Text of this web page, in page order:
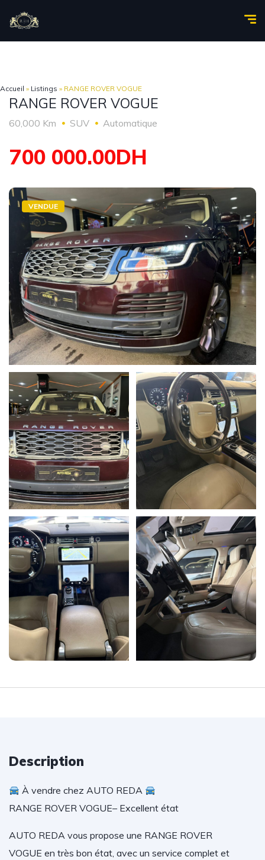
Accueil » Listings » RANGE ROVER VOGUE
RANGE ROVER VOGUE
60,000 Km SUV Automatique
700 000.00DH
VENDUE
Description
À vendre chez AUTO REDA
RANGE ROVER VOGUE– Excellent état
AUTO REDA vous propose une RANGE ROVER
VOGUE en très bon état, avec un service complet et